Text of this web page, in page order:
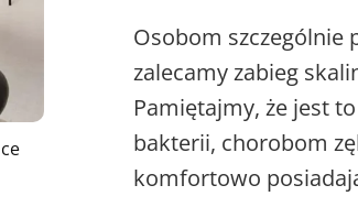
Osobom szczególnie
zalecamy zabieg
Pamiętajmy, że jest
bakterii, chorobom
komfortowo